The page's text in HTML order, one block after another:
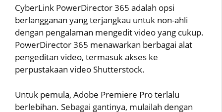
CyberLink PowerDirector 365 adalah opsi
berlangganan yang terjangkau untuk non-ahli
dengan pengalaman mengedit video yang cukup.
PowerDirector 365 menawarkan berbagai alat
pengeditan video, termasuk akses ke
perpustakaan video Shutterstock.
Untuk pemula, Adobe Premiere Pro terlalu
berlebihan. Sebagai gantinya, mulailah dengan